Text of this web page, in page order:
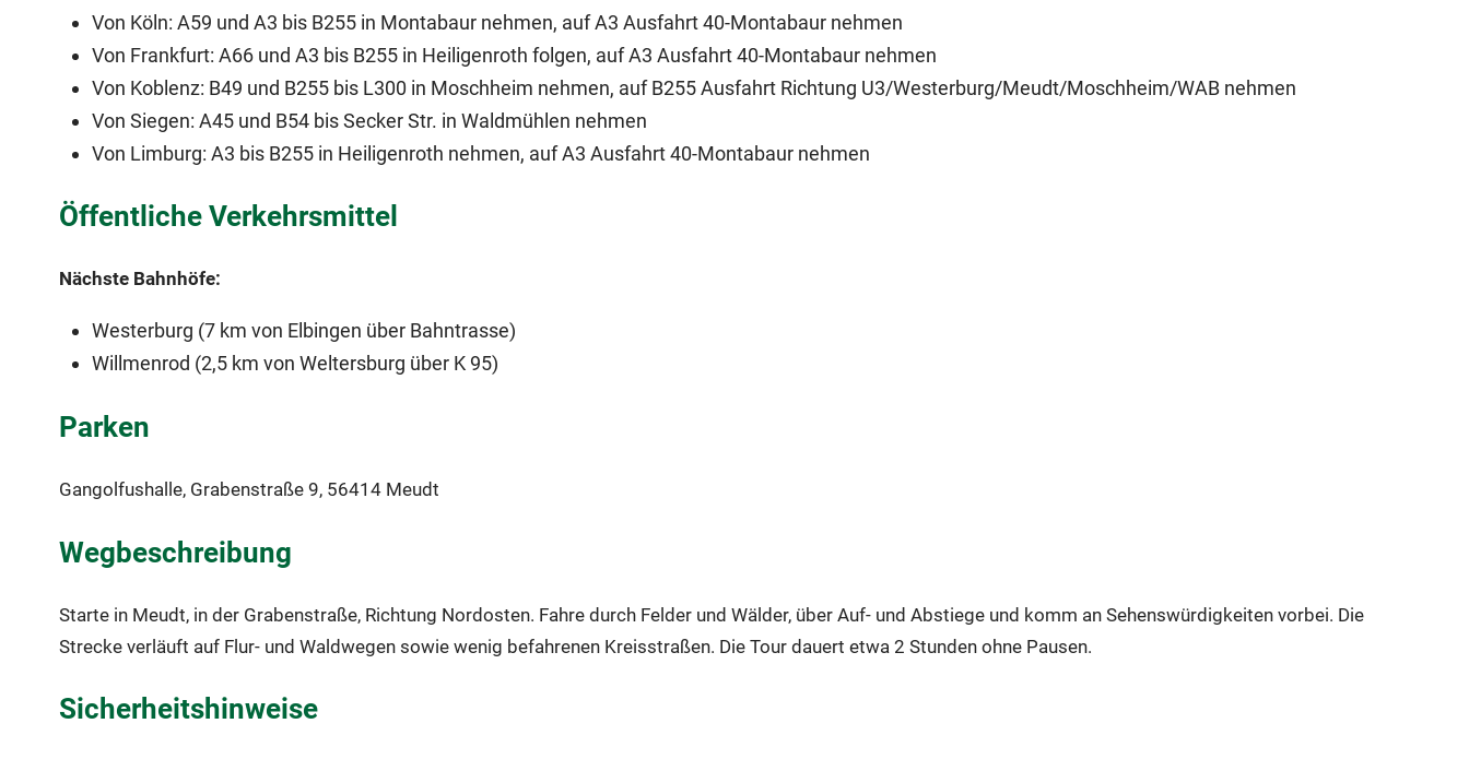
Von Köln: A59 und A3 bis B255 in Montabaur nehmen, auf A3 Ausfahrt 40-Montabaur nehmen
Von Frankfurt: A66 und A3 bis B255 in Heiligenroth folgen, auf A3 Ausfahrt 40-Montabaur nehmen
Von Koblenz: B49 und B255 bis L300 in Moschheim nehmen, auf B255 Ausfahrt Richtung U3/Westerburg/Meudt/Moschheim/WAB nehmen
Von Siegen: A45 und B54 bis Secker Str. in Waldmühlen nehmen
Von Limburg: A3 bis B255 in Heiligenroth nehmen, auf A3 Ausfahrt 40-Montabaur nehmen
Öffentliche Verkehrsmittel
Nächste Bahnhöfe:
Westerburg (7 km von Elbingen über Bahntrasse)
Willmenrod (2,5 km von Weltersburg über K 95)
Parken
Gangolfushalle, Grabenstraße 9, 56414 Meudt
Wegbeschreibung
Starte in Meudt, in der Grabenstraße, Richtung Nordosten. Fahre durch Felder und Wälder, über Auf- und Abstiege und komm an Sehenswürdigkeiten vorbei. Die
Strecke verläuft auf Flur- und Waldwegen sowie wenig befahrenen Kreisstraßen. Die Tour dauert etwa 2 Stunden ohne Pausen.
Sicherheitshinweise